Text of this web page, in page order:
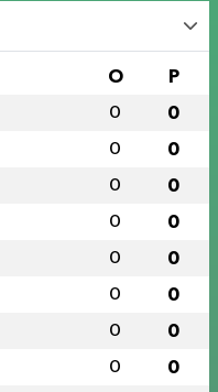
O P
0 0
0 0
0 0
0 0
0 0
0 0
0 0
0 0